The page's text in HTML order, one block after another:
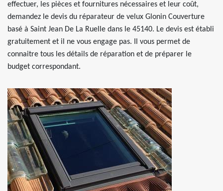
effectuer, les pièces et fournitures nécessaires et leur coût,
demandez le devis du réparateur de velux Glonin Couverture
basé à Saint Jean De La Ruelle dans le 45140. Le devis est établi
gratuitement et il ne vous engage pas. Il vous permet de
connaitre tous les détails de réparation et de préparer le
budget correspondant.